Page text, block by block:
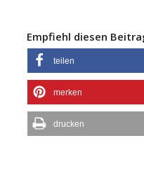
Empfiehl diesen
teilen
merken
drucken